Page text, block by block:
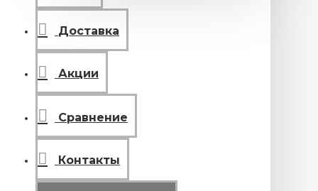
Доставка
Акции
Сравнение
Контакты